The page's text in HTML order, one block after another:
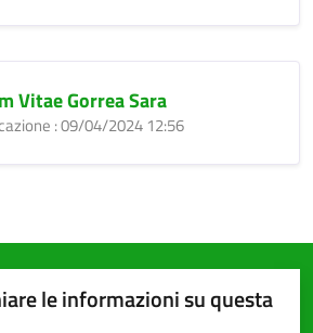
Vitae Gorrea Sara
: 09/04/2024 12:56
le informazioni su questa